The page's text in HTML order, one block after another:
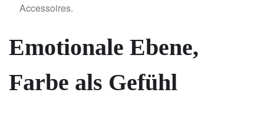
Accessoires.
Emotionale Ebene,
Farbe als Gefühl